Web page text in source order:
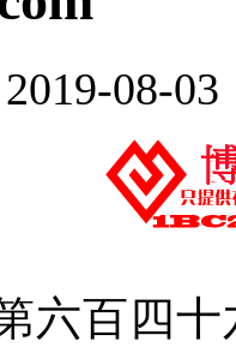
08-03
百四十